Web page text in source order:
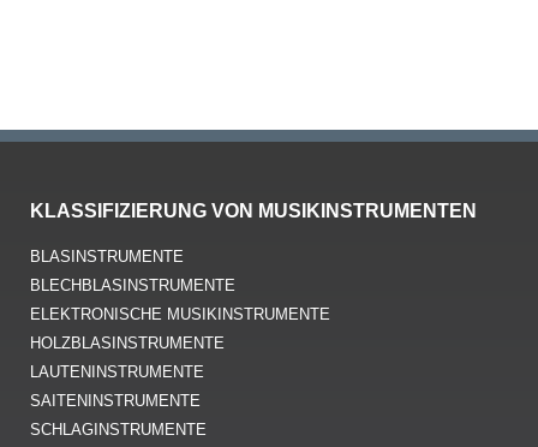
KLASSIFIZIERUNG VON MUSIKINSTRUMENTEN
BLASINSTRUMENTE
BLECHBLASINSTRUMENTE
ELEKTRONISCHE MUSIKINSTRUMENTE
HOLZBLASINSTRUMENTE
LAUTENINSTRUMENTE
SAITENINSTRUMENTE
SCHLAGINSTRUMENTE